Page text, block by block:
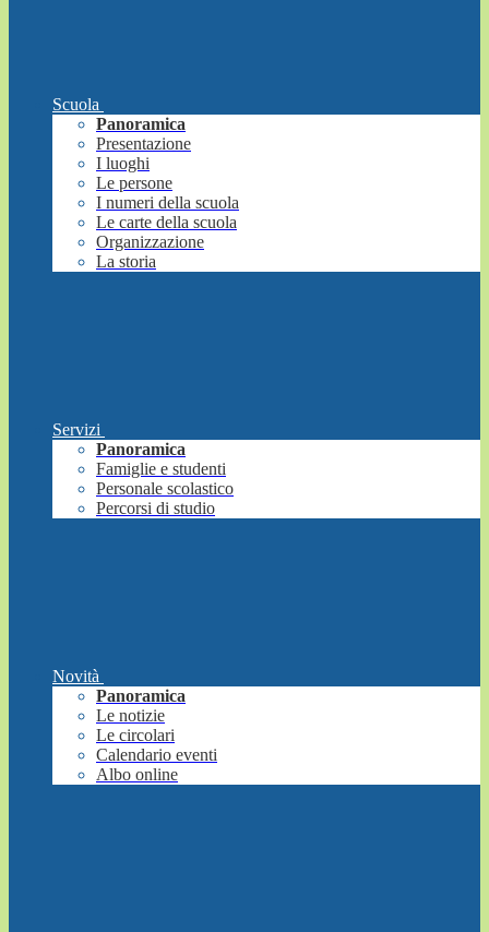
Scuola
Panoramica
Presentazione
I luoghi
Le persone
I numeri della scuola
Le carte della scuola
Organizzazione
La storia
Servizi
Panoramica
Famiglie e studenti
Personale scolastico
Percorsi di studio
Novità
Panoramica
Le notizie
Le circolari
Calendario eventi
Albo online